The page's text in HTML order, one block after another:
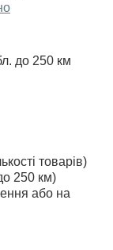
до 250 км
товарів)
250 км)
або на